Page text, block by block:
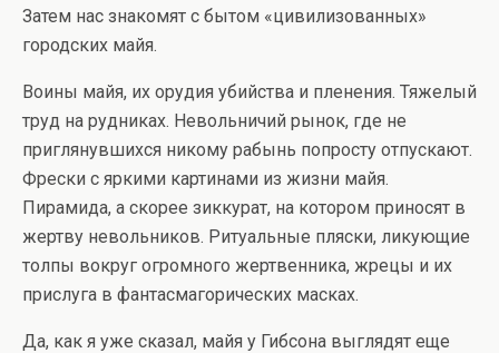
Затем нас знакомят с бытом «цивилизованных»
городских майя.
Воины майя, их орудия убийства и пленения. Тяжелый
труд на рудниках. Невольничий рынок, где не
приглянувшихся никому рабынь попросту отпускают.
Фрески с яркими картинами из жизни майя.
Пирамида, а скорее зиккурат, на котором приносят в
жертву невольников. Ритуальные пляски, ликующие
толпы вокруг огромного жертвенника, жрецы и их
прислуга в фантасмагорических масках.
Да, как я уже сказал, майя у Гибсона выглядят еще